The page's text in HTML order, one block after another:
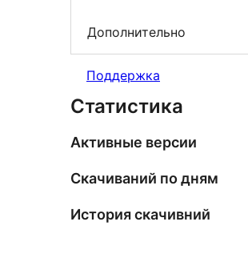
Дополнительно
Поддержка
Статистика
Активные версии
Скачиваний по дням
История скачивний